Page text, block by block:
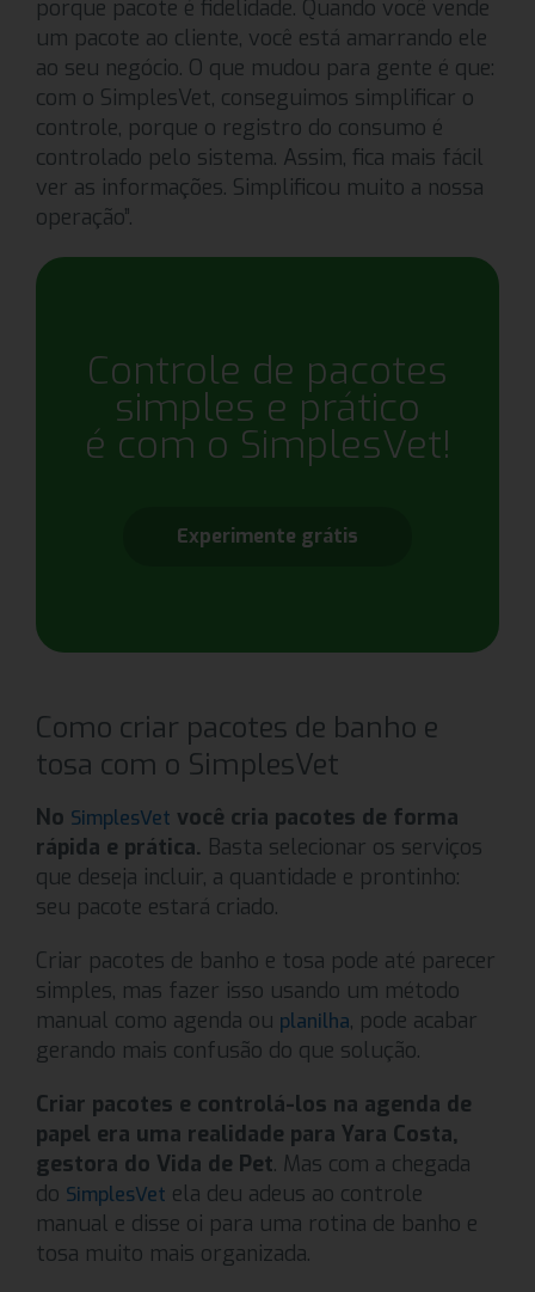
porque pacote é fidelidade. Quando você vende
um pacote ao cliente, você está amarrando ele
ao seu negócio. O que mudou para gente é que:
com o SimplesVet, conseguimos simplificar o
controle, porque o registro do consumo é
controlado pelo sistema. Assim, fica mais fácil
ver as informações. Simplificou muito a nossa
operação”.
Controle de pacotes
simples e prático
é com o SimplesVet!
Experimente grátis
Como criar pacotes de banho e
tosa com o SimplesVet
No SimplesVet você cria pacotes de forma
rápida e prática. Basta selecionar os serviços
que deseja incluir, a quantidade e prontinho:
seu pacote estará criado.
Criar pacotes de banho e tosa pode até parecer
simples, mas fazer isso usando um método
manual como agenda ou planilha, pode acabar
gerando mais confusão do que solução.
Criar pacotes e controlá-los na agenda de
papel era uma realidade para Yara Costa,
gestora do Vida de Pet. Mas com a chegada
do SimplesVet ela deu adeus ao controle
manual e disse oi para uma rotina de banho e
tosa muito mais organizada.